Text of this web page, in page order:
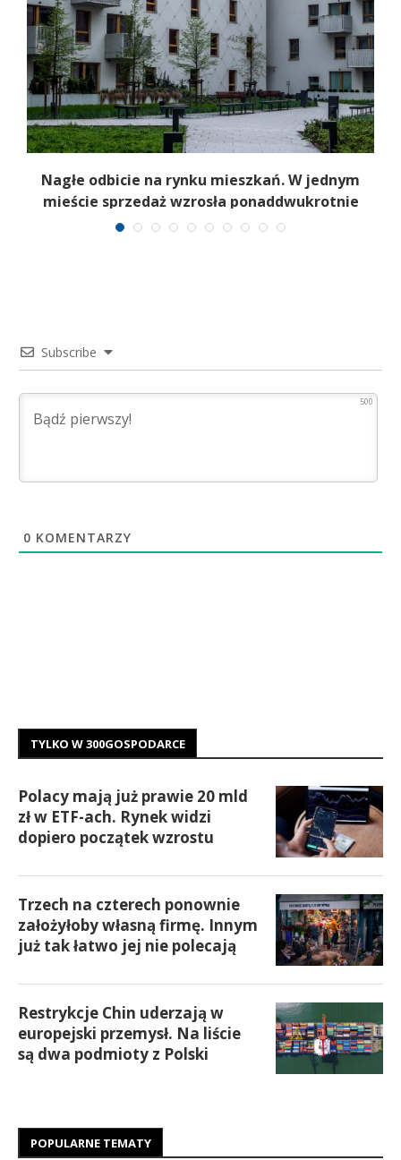
Nagłe odbicie na rynku mieszkań. W jednym
mieście sprzedaż wzrosła ponaddwukrotnie
Subscribe
500
0 KOMENTARZY
TYLKO W 300GOSPODARCE
Polacy mają już prawie 20 mld
zł w ETF-ach. Rynek widzi
dopiero początek wzrostu
Trzech na czterech ponownie
założyłoby własną firmę. Innym
już tak łatwo jej nie polecają
Restrykcje Chin uderzają w
europejski przemysł. Na liście
są dwa podmioty z Polski
POPULARNE TEMATY